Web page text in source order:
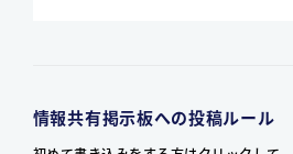
情報共有掲示板への投稿ルール